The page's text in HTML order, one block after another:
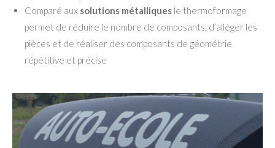
Comparé aux solutions métalliques le thermoformage
permet de réduire le nombre de composants, d’alléger les
pièces et de réaliser des composants de géométrie
répétitive et précise